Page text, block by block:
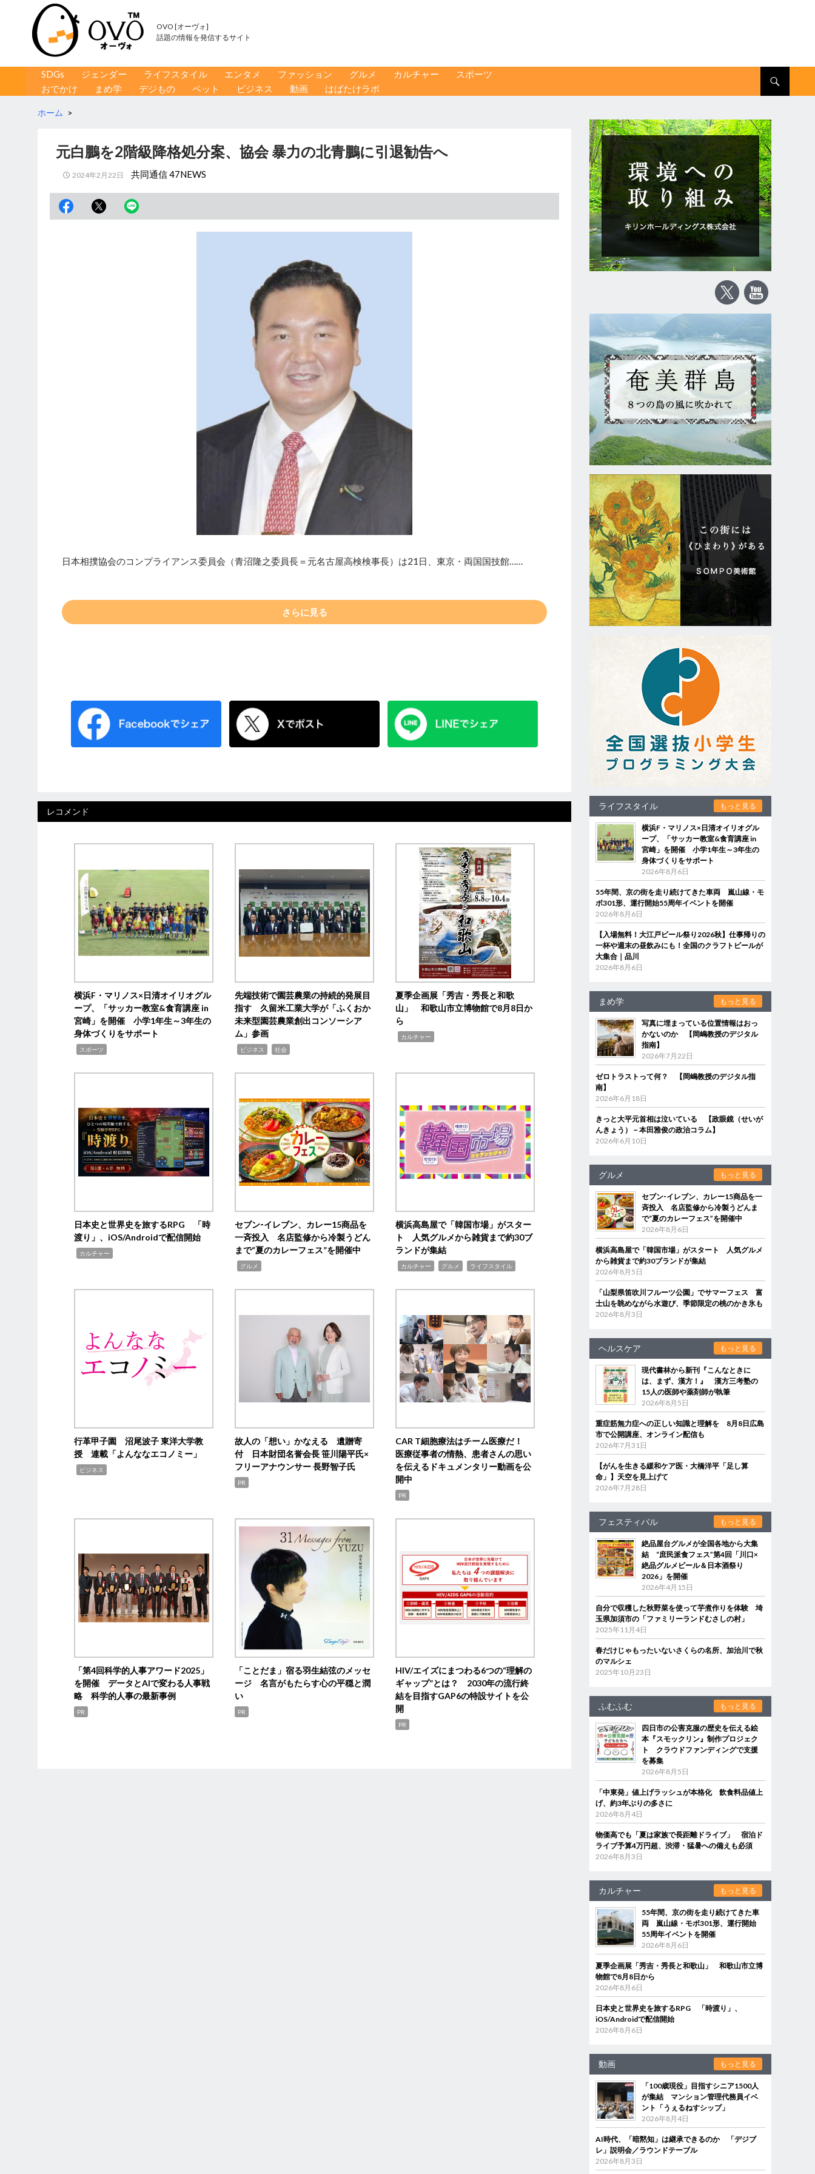
OVO [オーヴォ]
話題の情報を発信するサイト
コンテンツへ移動
SDGs ジェンダー ライフスタイル エンタメ ファッション グルメ カルチャー
スポーツ
おでかけ
まめ学 デジもの ペット ビジネス 動画 はばたけラボ
ホーム >
元白鵬を2階級降格処分案、協会 暴力の北青鵬に引退勧告へ
2024年2月22日 共同通信 47NEWS
日本相撲協会のコンプライアンス委員会（青沼隆之委員長＝元名古屋高検検事長）は21日、東京・両国国技館……
さらに見る
レコメンド
横浜F・マリノス×日清オイリオグル
ープ、「サッカー教室&食育講座 in
宮崎」を開催 小学1年生～3年生の
身体づくりをサポート
スポーツ
先端技術で園芸農業の持続的発展目
指す 久留米工業大学が「ふくおか
未来型園芸農業創出コンソーシア
ム」参画
ビジネス 社会
夏季企画展「秀吉・秀長と和歌
山」 和歌山市立博物館で8月8日か
ら
カルチャー
日本史と世界史を旅するRPG 「時
渡り」、iOS/Androidで配信開始
カルチャー
セブン‐イレブン、カレー15商品を
一斉投入 名店監修から冷製うどん
まで“夏のカレーフェス”を開催中
グルメ
横浜高島屋で「韓国市場」がスター
ト 人気グルメから雑貨まで約30ブ
ランドが集結
カルチャー グルメ ライフスタイル
行革甲子園 沼尾波子 東洋大学教
授 連載「よんななエコノミー」
ビジネス
故人の「想い」かなえる 遺贈寄
付 日本財団名誉会長 笹川陽平氏×
フリーアナウンサー 長野智子氏
PR
CAR T細胞療法はチーム医療だ！
医療従事者の情熱、患者さんの思い
を伝えるドキュメンタリー動画を公
開中
PR
「第4回科学的人事アワード2025」
を開催 データとAIで変わる人事戦
略 科学的人事の最新事例
PR
「ことだま」宿る羽生結弦のメッセ
ージ 名言がもたらす心の平穏と潤
い
PR
HIV/エイズにまつわる6つの“理解の
ギャップ”とは？ 2030年の流行終
結を目指すGAP6の特設サイトを公
開
PR
ライフスタイル もっと見る
横浜F・マリノス×日清オイリオグル
ープ、「サッカー教室&食育講座 in
宮崎」を開催 小学1年生～3年生の
身体づくりをサポート
2026年8月6日
55年間、京の街を走り続けてきた車両 嵐山線・モ
ボ301形、運行開始55周年イベントを開催
2026年8月6日
【入場無料！大江戸ビール祭り2026秋】仕事帰りの
一杯や週末の昼飲みにも！全国のクラフトビールが
大集合｜品川
2026年8月6日
まめ学 もっと見る
写真に埋まっている位置情報はおっ
かないのか 【岡嶋教授のデジタル
指南】
2026年7月22日
ゼロトラストって何？ 【岡嶋教授のデジタル指
南】
2026年6月18日
きっと大平元首相は泣いている 【政眼鏡（せいが
んきょう）－本田雅俊の政治コラム】
2026年6月10日
グルメ もっと見る
セブン‐イレブン、カレー15商品を一
斉投入 名店監修から冷製うどんま
で“夏のカレーフェス”を開催中
2026年8月6日
横浜高島屋で「韓国市場」がスタート 人気グルメ
から雑貨まで約30ブランドが集結
2026年8月5日
「山梨県笛吹川フルーツ公園」でサマーフェス 富
士山を眺めながら水遊び、季節限定の桃のかき氷も
2026年8月3日
ヘルスケア もっと見る
現代書林から新刊『こんなときに
は、まず、漢方！』 漢方三考塾の
15人の医師や薬剤師が執筆
2026年8月5日
重症筋無力症への正しい知識と理解を 8月8日広島
市で公開講座、オンライン配信も
2026年7月31日
【がんを生きる緩和ケア医・大橋洋平「足し算
命」】天空を見上げて
2026年7月28日
フェスティバル もっと見る
絶品屋台グルメが全国各地から大集
結 “庶民派食フェス”第4回「川口×
絶品グルメビール＆日本酒祭り
2026」を開催
2026年4月15日
自分で収穫した秋野菜を使って芋煮作りを体験 埼
玉県加須市の「ファミリーランドむさしの村」
2025年11月4日
春だけじゃもったいないさくらの名所、加治川で秋
のマルシェ
2025年10月23日
ふむふむ もっと見る
四日市の公害克服の歴史を伝える絵
本『スモックリン』制作プロジェク
ト クラウドファンディングで支援
を募集
2026年8月5日
「中東発」値上げラッシュが本格化 飲食料品値上
げ、約3年ぶりの多さに
2026年8月4日
物価高でも「夏は家族で長距離ドライブ」 宿泊ド
ライブ予算4万円超、渋滞・猛暑への備えも必須
2026年8月3日
カルチャー もっと見る
55年間、京の街を走り続けてきた車
両 嵐山線・モボ301形、運行開始
55周年イベントを開催
2026年8月6日
夏季企画展「秀吉・秀長と和歌山」 和歌山市立博
物館で8月8日から
2026年8月6日
日本史と世界史を旅するRPG 「時渡り」、
iOS/Androidで配信開始
2026年8月6日
動画 もっと見る
「100歳現役」目指すシニア1500人
が集結 マンション管理代務員イベ
ント「うぇるねすシップ」
2026年8月4日
AI時代、「暗黙知」は継承できるのか 「デジブ
レ」説明会／ラウンドテーブル
2026年8月3日